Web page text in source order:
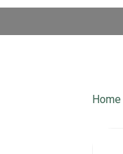
Home